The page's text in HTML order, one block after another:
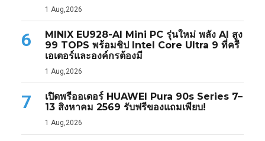
1 Aug,2026
6
MINIX EU928-AI Mini PC รุ่นใหม่ พลัง AI สูง
99 TOPS พร้อมชิป Intel Core Ultra 9 ที่ครี
เอเตอร์และองค์กรต้องมี
1 Aug,2026
7
เปิดพรีออเดอร์ HUAWEI Pura 90s Series 7–
13 สิงหาคม 2569 รับฟรีของแถมเพียบ!
1 Aug,2026